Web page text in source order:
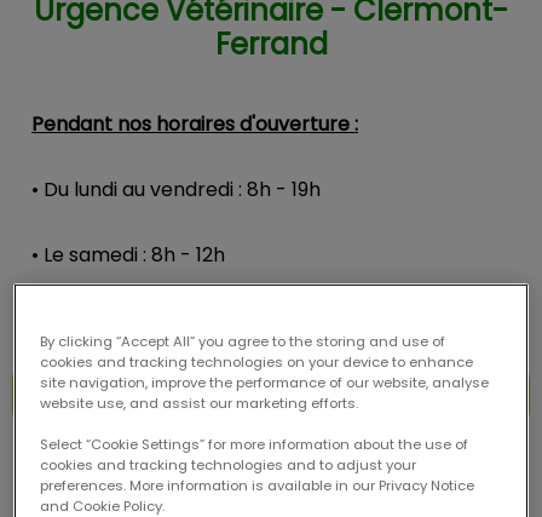
Urgence Vétérinaire - Clermont-
Ferrand
Pendant nos horaires d'ouverture :
• Du lundi au vendredi : 8h - 19h
• Le samedi : 8h - 12h
04 44 05 06 85
By clicking “Accept All” you agree to the storing and use of
cookies and tracking technologies on your device to enhance
site navigation, improve the performance of our website, analyse
website use, and assist our marketing efforts.
Select “Cookie Settings” for more information about the use of
cookies and tracking technologies and to adjust your
preferences. More information is available in our Privacy Notice
and Cookie Policy.